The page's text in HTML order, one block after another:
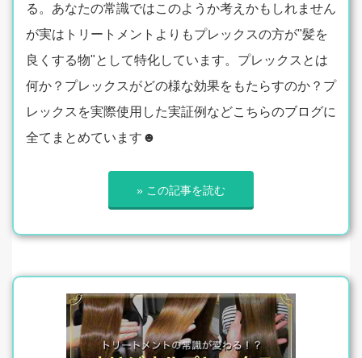
る。あなたの常識ではこのようか考えかもしれません
が実はトリートメントよりもプレックスの方が"髪を
良くする物"として特化しています。プレックスとは
何か？プレックスがどの様な効果をもたらすのか？プ
レックスを実際使用した実証例などこちらのブログに
全てまとめています☻
» この記事を読む